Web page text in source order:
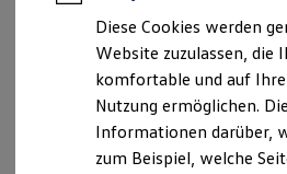
Profi Paket
TopDeal
Gebrauchtwagen
ProfiPartner für
Zertifizierte
Finanzierung
Für Privatkunden
Für Gewerbekunden
Verantwortlich für die Inhalte auf dieser
Hardenberg GmbH & Co. KG. (
Diese Cookies werden
Website zuzulassen, die
komfortable und auf
Nutzung ermöglichen.
Informationen darüber,
zum Beispiel, welche